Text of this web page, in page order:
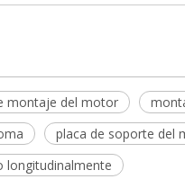
montaje del motor
placa de soporte del